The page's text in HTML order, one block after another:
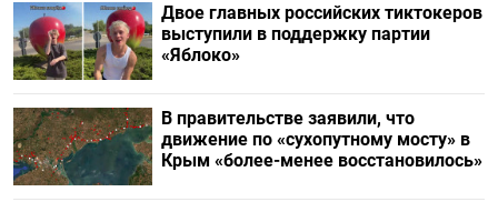
Двое главных российских тиктокеров
выступили в поддержку партии
«Яблоко»
В правительстве заявили, что
движение по «сухопутному мосту» в
Крым «более-менее восстановилось»